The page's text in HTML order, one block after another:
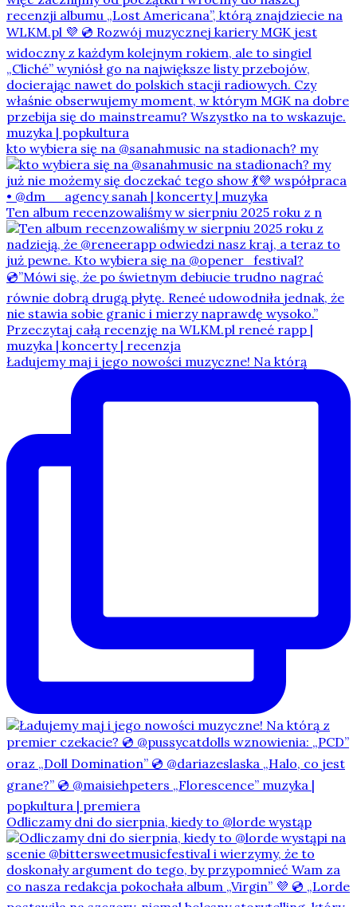
kto wybiera się na @sanahmusic na stadionach? my
Ten album recenzowaliśmy w sierpniu 2025 roku z n
Ładujemy maj i jego nowości muzyczne! Na którą
Odliczamy dni do sierpnia, kiedy to @lorde wystąp